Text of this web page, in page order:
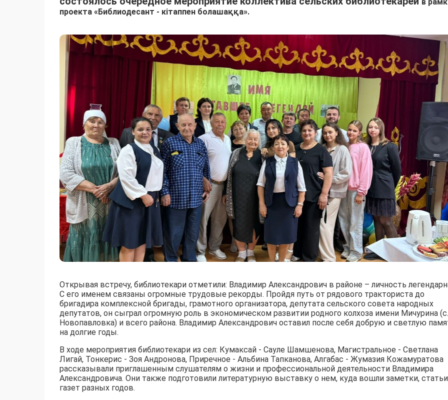
в
проекта « Библиодесант - кітаппен болашаққа».
Открывая встречу, библиотекари отметили: Владимир Александрович в районе – личность
С его именем связаны огромные трудовые рекорды. Пройдя путь от рядового тракториста до
бригадира комплексной бригады, грамотного организатора, депутата сельского совета народных
депутатов, он сыграл огромную роль в экономическом развитии родного колхоза имени Мичурина (с.
Новопавловка) и всего района. Владимир Александрович оставил после себя добрую и светлую
на долгие годы.
В ходе мероприятия библиотекари из сел: Кумаксай - Сауле Шамшенова, Магистральное - Светлана
Лигай, Тонкерис - Зоя Андронова, Приречное - Альбина Тапканова, Алгабас - Жумазия Кожамуратова
рассказывали приглашенным слушателям о жизни и профессиональной деятельности Владимира
Александровича. Они также подготовили литературную выставку о нем, куда вошли заметки,
газет разных годов.